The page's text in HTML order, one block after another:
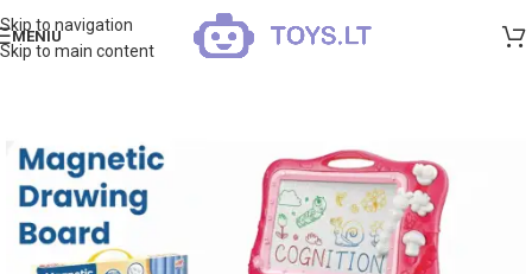
Skip to navigation
Skip to main content
MENIU